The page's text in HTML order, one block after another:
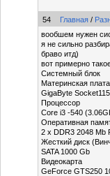
54 Главная /
вообшем нужен
я не сильно
браво итд)
вот примерно
Системный блок
Материнская плата
GigaByte
Процессор
Core i3 -540
Оперативная
2 x DDR3 2048 Mb
Жесткий диск
SATA 1000 Gb
Видеокарта
GeForce GTS250